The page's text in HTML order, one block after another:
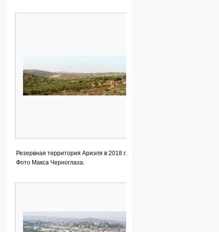
Резервная территория Ариэля в 2018 г.
Фото Макса Черноглаза.